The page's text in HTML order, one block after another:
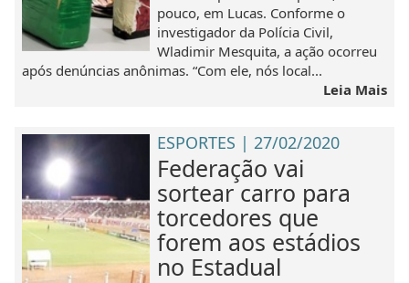
pouco, em Lucas. Conforme o
investigador da Polícia Civil,
Wladimir Mesquita, a ação ocorreu
após denúncias anônimas. “Com ele, nós local...
Leia Mais
ESPORTES | 27/02/2020
Federação vai
sortear carro para
torcedores que
forem aos estádios
no Estadual